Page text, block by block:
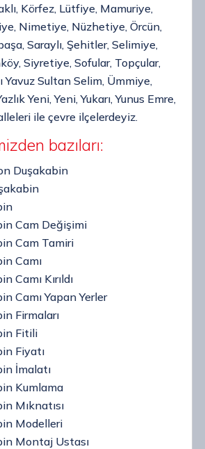
Körfez, Lütfiye, Mamuriye,
Nimetiye, Nüzhetiye, Örcün,
Saraylı, Şehitler, Selimiye,
Siyretiye, Sofular, Topçular,
Yavuz Sultan Selim, Ümmiye,
Yeni, Yeni, Yukarı, Yunus Emre,
ile çevre ilçelerdeyiz.
bazıları:
Duşakabin
Cam Değişimi
Cam Tamiri
Camı
Camı Kırıldı
Camı Yapan Yerler
Firmaları
Fitili
Fiyatı
İmalatı
Kumlama
Mıknatısı
Modelleri
Montaj Ustası